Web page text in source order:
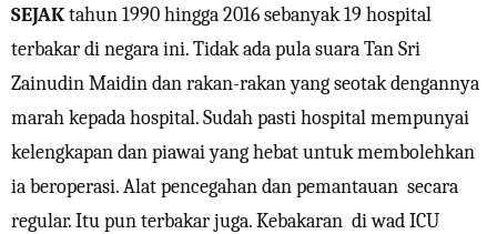
SEJAKtahun 1990 hingga 2016 sebanyak 19 hospital
terbakar di negara ini. Tidak ada pula suara Tan Sri
Zainudin Maidin dan rakan-rakan yang seotak dengannya
marah kepada hospital. Sudah pasti hospital mempunyai
kelengkapan dan piawai yang hebat untuk membolehkan
ia beroperasi. Alat pencegahan dan pemantauan secara
regular. Itu pun terbakar juga. Kebakaran di wad ICU